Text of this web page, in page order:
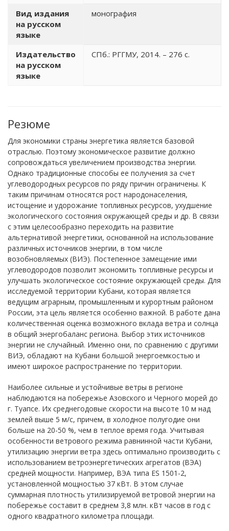
Вид издания
на русском
языке
монография
Издательство
на русском
языке
СПб.: РГГМУ, 2014. – 276 с.
Резюме
Для экономики страны энергетика является базовой
отраслью. Поэтому экономическое развитие должно
сопровождаться увеличением производства энергии.
Однако традиционные способы ее получения за счет
углеводородных ресурсов по ряду причин ограничены. К
таким причинам относятся рост народонаселения,
истощение и удорожание топливных ресурсов, ухудшение
экологического состояния окружающей среды и др. В связи
с этим целесообразно переходить на развитие
альтернативой энергетики, основанной на использование
различных источников энергии, в том числе
возобновляемых (ВИЭ). Постепенное замещение ими
углеводородов позволит экономить топливные ресурсы и
улучшать экологическое состояние окружающей среды. Для
исследуемой территории Кубани, которая является
ведущим аграрным, промышленным и курортным районом
России, эта цель является особенно важной. В работе дана
количественная оценка возможного вклада ветра и солнца
в общий энергобаланс региона. Выбор этих источников
энергии не случайный. Именно они, по сравнению с другими
ВИЭ, обладают на Кубани большой энергоемкостью и
имеют широкое распространение по территории.
Наиболее сильные и устойчивые ветры в регионе
наблюдаются на побережье Азовского и Черного морей до
г. Туапсе. Их среднегодовые скорости на высоте 10 м над
землей выше 5 м/с, причем, в холодное полугодие они
больше на 20-50 %, чем в теплое время года. Учитывая
особенности ветрового режима равнинной части Кубани,
утилизацию энергии ветра здесь оптимально производить с
использованием ветроэнергетических агрегатов (ВЭА)
средней мощности. Например, ВЭА типа ES 1501-2,
установленной мощностью 37 кВт. В этом случае
суммарная плотность утилизируемой ветровой энергии на
побережье составит в среднем 3,8 млн. кВт часов в год с
одного квадратного километра площади.